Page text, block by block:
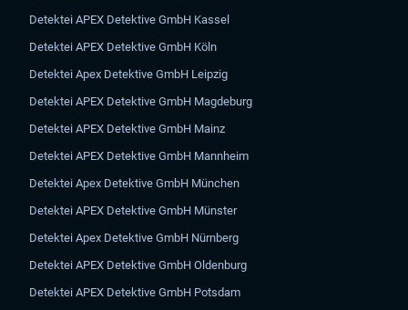
Detektei APEX Detektive GmbH Kassel
Detektei APEX Detektive GmbH Köln
Detektei Apex Detektive GmbH Leipzig
Detektei APEX Detektive GmbH Magdeburg
Detektei APEX Detektive GmbH Mainz
Detektei APEX Detektive GmbH Mannheim
Detektei Apex Detektive GmbH München
Detektei APEX Detektive GmbH Münster
Detektei Apex Detektive GmbH Nürnberg
Detektei APEX Detektive GmbH Oldenburg
Detektei APEX Detektive GmbH Potsdam